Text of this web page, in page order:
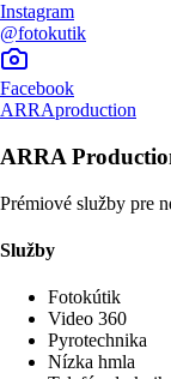
Instagram
@fotokutik
Facebook
ARRAproduction
ARRA
Prémiové služby pre
Služby
Fotokútik
Video 360
Pyrotechnika
Nízka hmla